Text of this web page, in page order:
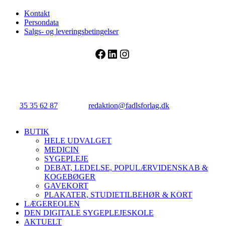
Kontakt
Persondata
Salgs- og leveringsbetingelser
Facebook
LinkedIn
Instagram
35 35 62 87 redaktion@fadlsforlag.dk
Close
BUTIK
HELE UDVALGET
MEDICIN
SYGEPLEJE
DEBAT, LEDELSE, POPULÆRVIDENSKAB &
KOGEBØGER
GAVEKORT
PLAKATER, STUDIETILBEHØR & KORT
LÆGEREOLEN
DEN DIGITALE SYGEPLEJESKOLE
AKTUELT